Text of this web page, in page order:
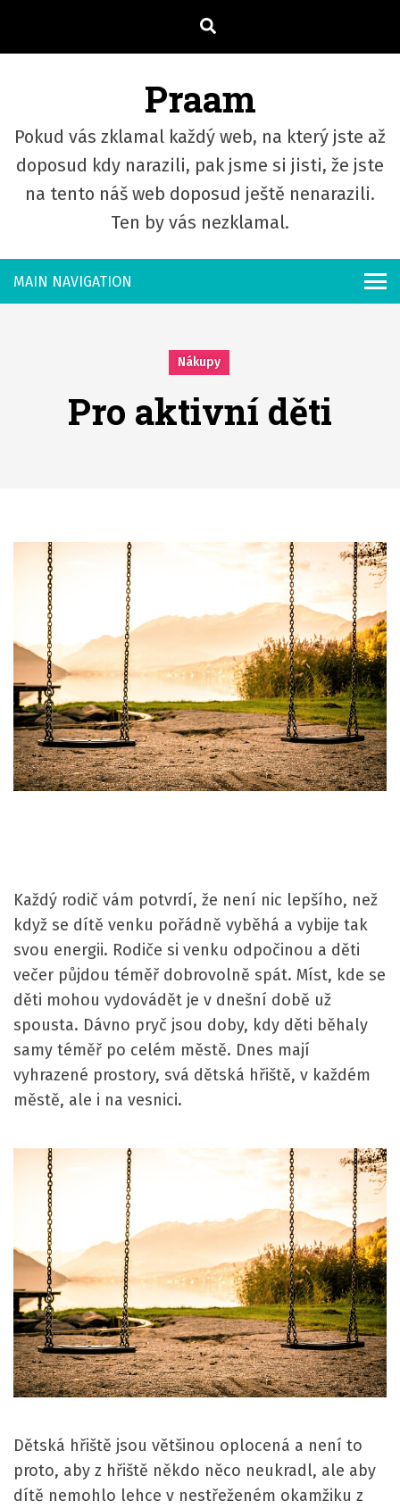
e
Praam
Pokud vás zklamal každý web, na který jste až
doposud kdy narazili, pak jsme si jisti, že jste
na tento náš web doposud ještě nenarazili.
Ten by vás nezklamal.
Nákupy
Pro aktivní děti
Každý rodič vám potvrdí, že není nic lepšího, než
když se dítě venku pořádně vyběhá a vybije tak
svou energii. Rodiče si venku odpočinou a děti
večer půjdou téměř dobrovolně spát. Míst, kde se
děti mohou vydovádět je v dnešní době už
spousta. Dávno pryč jsou doby, kdy děti běhaly
samy téměř po celém městě. Dnes mají
vyhrazené prostory, svá dětská hřiště, v každém
městě, ale i na vesnici.
Dětská hřiště jsou většinou oplocená a není to
proto, aby z hřiště někdo něco neukradl, ale aby
dítě nemohlo lehce v nestřeženém okamžiku z